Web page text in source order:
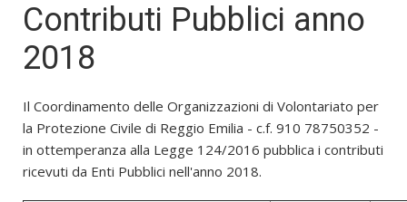
Contributi Pubblici anno
2018
Il Coordinamento delle Organizzazioni di Volontariato per
la Protezione Civile di Reggio Emilia - c.f. 910 78750352 -
in ottemperanza alla Legge 124/2016 pubblica i contributi
ricevuti da Enti Pubblici nell'anno 2018.